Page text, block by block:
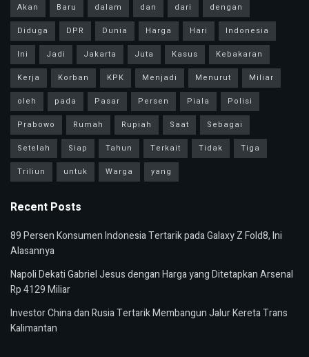
Akan Baru dalam dan dari
dengan
Diduga
DPR Dunia Harga Hari
Indonesia
Ini
Jadi Jakarta Juta Kasus
Kebakaran
Kerja
Korban KPK Menjadi Menurut
Miliar
oleh
pada Pasar Persen Piala
Polisi
Prabowo
Rumah Rupiah Saat
Sebagai
Setelah
Siap Tahun Terkait Tidak
Tiga
Triliun
untuk Warga yang
Recent Posts
89 Persen Konsumen Indonesia Tertarik pada Galaxy Z Fold8, Ini
Alasannya
Napoli Dekati Gabriel Jesus dengan Harga yang Ditetapkan Arsenal
Rp 4129 Miliar
Investor China dan Rusia Tertarik Membangun Jalur Kereta Trans
Kalimantan